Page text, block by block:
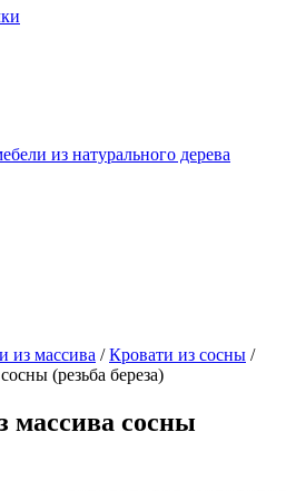
из натурального дерева
из массива /Кровати из сосны /
(резьба береза)
массива сосны